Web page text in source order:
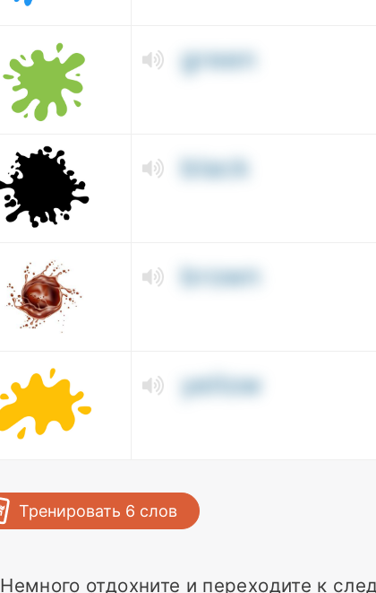
green
black
brown
yellow
Тренировать 6 слов
Немного отдохните и переходите к